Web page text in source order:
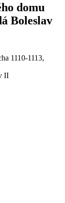
domu
Boleslav
1110-1113,
II